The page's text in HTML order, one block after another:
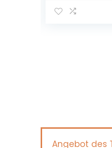
68 W
Angebot des